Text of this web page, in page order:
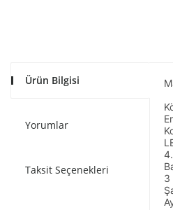
Ürün Bilgisi
Yorumlar
Taksit Seçenekleri
3